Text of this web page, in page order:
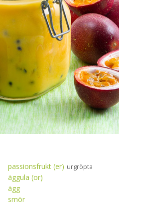
passionsfrukt (er) urgröpta
äggula (or)
ägg
smör